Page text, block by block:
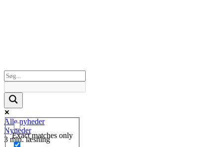
Exact matches only
Alle nyheder
Nyheder
3 min. læsning